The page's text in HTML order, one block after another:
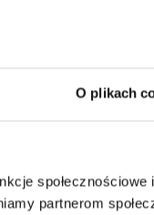
O plikach
społecznościowe
partnerom